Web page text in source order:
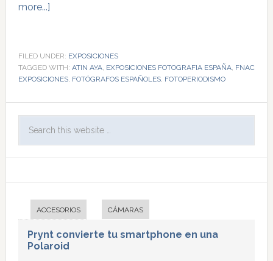
more...]
FILED UNDER: EXPOSICIONES
TAGGED WITH: ATIN AYA, EXPOSICIONES FOTOGRAFIA ESPAÑA, FNAC
EXPOSICIONES, FOTÓGRAFOS ESPAÑOLES, FOTOPERIODISMO
ACCESORIOS CÁMARAS
Prynt convierte tu smartphone en una
Polaroid